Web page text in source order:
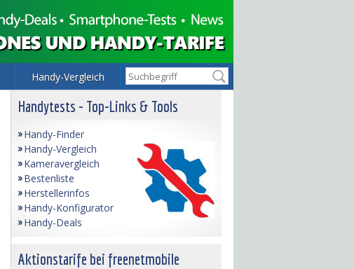
Handy-Vergleich
Handytests - Top-Links & Tools
Handy-Finder
Handy-Vergleich
Kameravergleich
Bestenliste
Herstellerinfos
Handy-Konfigurator
Handy-Deals
Aktionstarife bei freenetmobile